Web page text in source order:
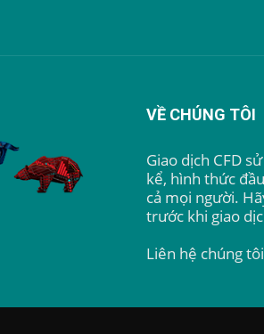
VỀ CHÚNG TÔI
Giao dịch CFD
kể, hình thức
cả mọi người.
trước khi giao
Liên hệ chúng